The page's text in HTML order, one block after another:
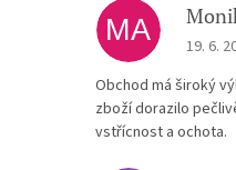
MA The
19. 6.
Obchod má široký
zboží dorazilo
vstřícnost a ochota.